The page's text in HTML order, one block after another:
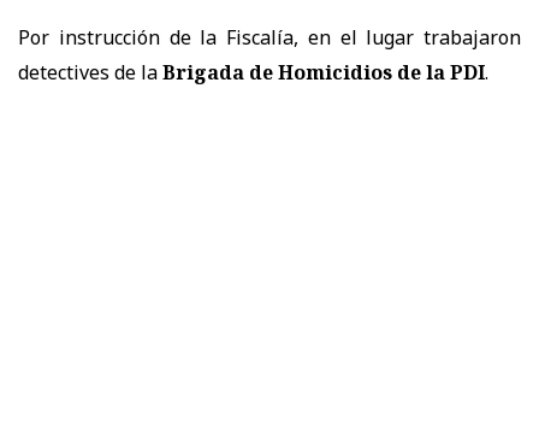
Por instrucción de la Fiscalía, en el lugar trabajaron
detectives de laBrigada de Homicidios de la PDI.